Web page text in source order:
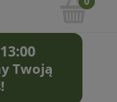
Twoją